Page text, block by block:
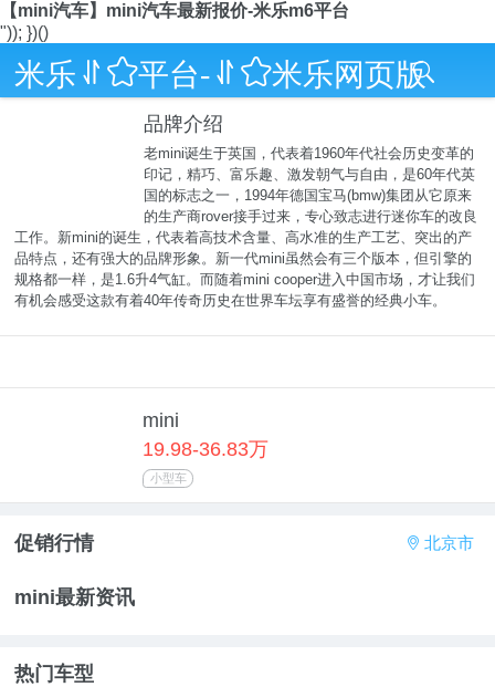
【mini汽车】mini汽车最新报价-米乐m6平台
")); })()
米乐m6平台-m6米乐网页版
8
品牌介绍
老mini诞生于英国，代表着1960年代社会历史变革的
印记，精巧、富乐趣、激发朝气与自由，是60年代英
国的标志之一，1994年德国宝马(bmw)集团从它原来
的生产商rover接手过来，专心致志进行迷你车的改良
工作。新mini的诞生，代表着高技术含量、高水准的生产工艺、突出的产
品特点，还有强大的品牌形象。新一代mini虽然会有三个版本，但引擎的
规格都一样，是1.6升4气缸。而随着mini cooper进入中国市场，才让我们
有机会感受这款有着40年传奇历史在世界车坛享有盛誉的经典小车。
mini
19.98-36.83万
小型车
促销行情 a 北京市
mini最新资讯
热门车型